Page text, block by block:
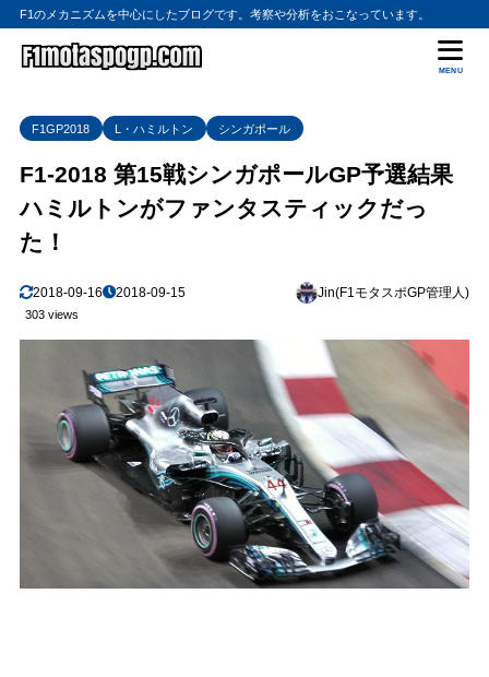
F1のメカニズムを中心にしたブログです。考察や分析をおこなっています。
MENU
F1GP2018 L・ハミルトン シンガポール
F1-2018 第15戦シンガポールGP予選結果
ハミルトンがファンタスティックだっ
た！
2018-09-16 2018-09-15 Jin(F1モタスポGP管理人)
303 views